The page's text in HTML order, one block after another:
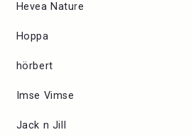
Hevea Nature
Hoppa
hörbert
Imse Vimse
Jack n Jill